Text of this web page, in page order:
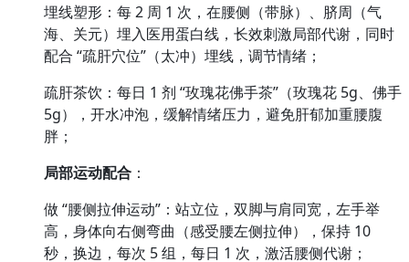
埋线塑形：每 2 周 1 次，在腰侧（带脉）、脐周（气
海、关元）埋入医用蛋白线，长效刺激局部代谢，同时
配合 “疏肝穴位”（太冲）埋线，调节情绪；
疏肝茶饮：每日 1 剂 “玫瑰花佛手茶”（玫瑰花 5g、佛手
5g），开水冲泡，缓解情绪压力，避免肝郁加重腰腹
胖；
局部运动配合 ：
做 “腰侧拉伸运动”：站立位，双脚与肩同宽，左手举
高，身体向右侧弯曲（感受腰左侧拉伸），保持 10
秒，换边，每次 5 组，每日 1 次，激活腰侧代谢；